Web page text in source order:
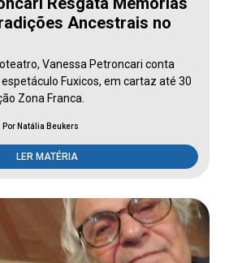
Ancestrais no
Vanessa Petroncari conta
Fuxicos, em cartaz até 30
Zona Franca.
Por Natália Beukers
LER MATÉRIA